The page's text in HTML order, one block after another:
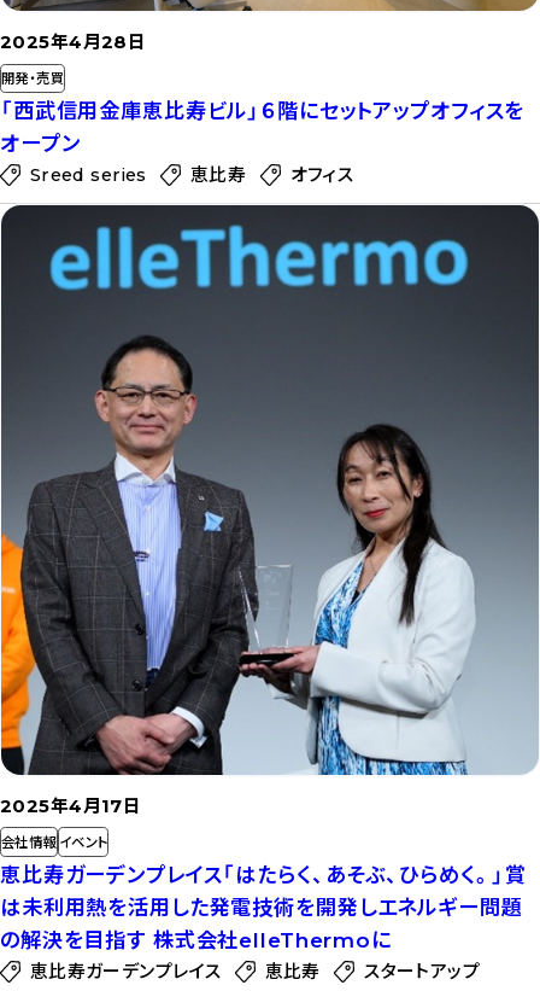
「西武信用金庫恵比寿ビル」６階にセットアップオフィスを
オープン
2025年4月28日
開発・売買
Sreed series 恵比寿 オフィス
恵比寿ガーデンプレイス「はたらく、あそぶ、ひらめく。」賞
は未利用熱を活用した発電技術を開発しエネルギー問題
の解決を目指す 株式会社elleThermoに
2025年4月17日
会社情報 イベント
恵比寿ガーデンプレイス 恵比寿 スタートアップ